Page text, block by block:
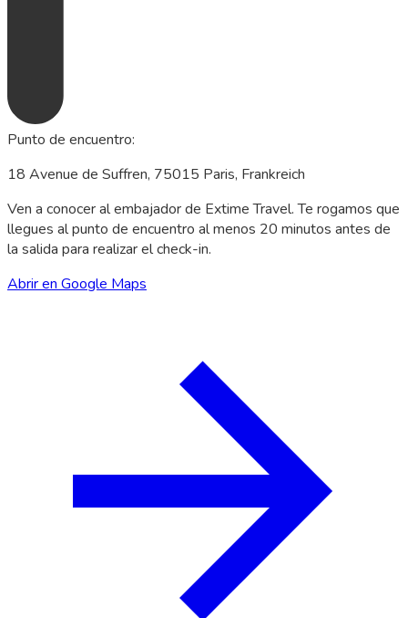
Punto de encuentro:
18 Avenue de Suffren, 75015 Paris, Frankreich
Ven a conocer al embajador de Extime Travel. Te rogamos que
llegues al punto de encuentro al menos 20 minutos antes de
la salida para realizar el check-in.
Abrir en Google Maps